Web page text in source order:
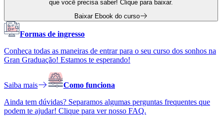
que você precisa saber! Clique para baixar.
Baixar Ebook do curso
Formas de ingresso
Conheça todas as maneiras de entrar para o seu curso dos sonhos na
Gran Graduação! Estamos te esperando!
Saiba mais
Como funciona
Ainda tem dúvidas? Separamos algumas perguntas frequentes que
podem te ajudar! Clique para ver nosso FAQ.